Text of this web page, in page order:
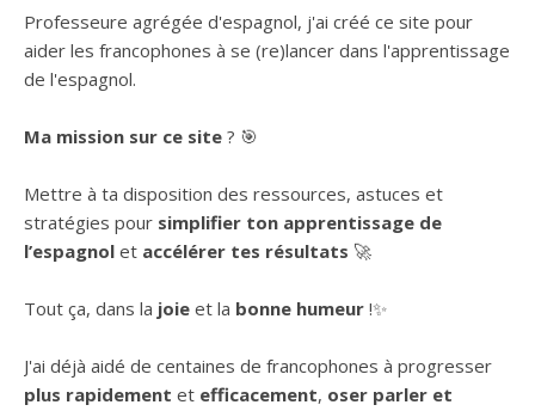
Professeure agrégée d'espagnol, j'ai créé ce site pour
aider les francophones à se (re)lancer dans l'apprentissage
de l'espagnol.
Ma mission sur ce site ? 🎯
Mettre à ta disposition des ressources, astuces et
stratégies pour simplifier ton apprentissage de
l’espagnol et accélérer tes résultats 🚀
Tout ça, dans la joie et la bonne humeur !✨
J'ai déjà aidé de centaines de francophones à progresser
plus rapidement et efficacement, oser parler et